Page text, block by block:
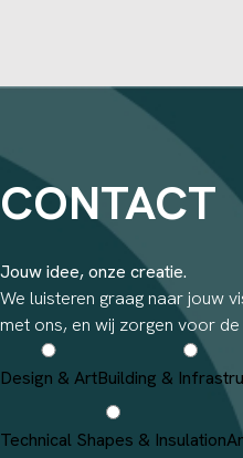
CONTACT
Jouw idee, onze creatie.
We luisteren graag naar jouw
met ons, en wij zorgen voor de
Design & ArtBuilding &
Technical Shapes & Insulation